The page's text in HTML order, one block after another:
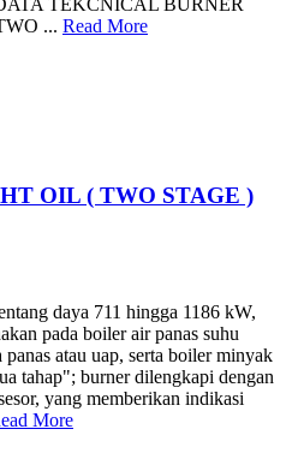
DATA TEKCNICAL BURNER
... Read More
OIL ( TWO STAGE )
daya 711 hingga 1186 kW,
pada boiler air panas suhu
atau uap, serta boiler minyak
tahap"; burner dilengkapi dengan
yang memberikan indikasi
More